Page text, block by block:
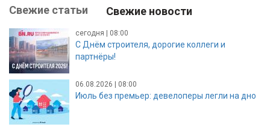
Свежие статьи Свежие новости
сегодня | 08:00
С Днём строителя, дорогие коллеги и
партнёры!
06.08.2026 | 08:00
Июль без премьер: девелоперы легли на дно